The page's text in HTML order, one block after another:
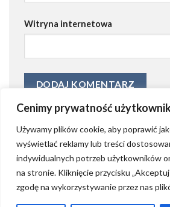
Cenimy prywatność
Używamy plików cookie, aby poprawić
wyświetlać reklamy lub treści
indywidualnych potrzeb użytkowników
na stronie. Kliknięcie przycisku
zgodę na wykorzystywanie przez nas
Witryna internetowa
TWORZENIE STRON
ZROBIMY
WPROWADZANIE FIRM NA RYNKI